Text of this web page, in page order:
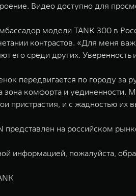
Видео доступно для
модели TANK 300 в
контрастов. «Для меня
его среди других. Уверенность
передвигается по городу за
комфорта и уединенности.
пристрастия, и с жадностью их
представлен на российском
информацией, пожалуйста,